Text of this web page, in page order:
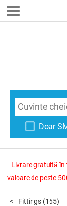
Doar
Livrare gratuită în
valoare de peste
Fittings (165)